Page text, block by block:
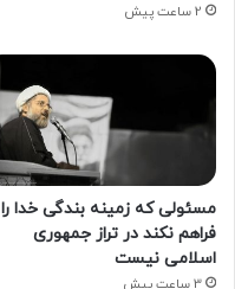
2 ساعت پیش
مسئولی که زمینه بندگی خدا را
فراهم نکند در تراز جمهوری
اسلامی نیست
3 ساعت پیش